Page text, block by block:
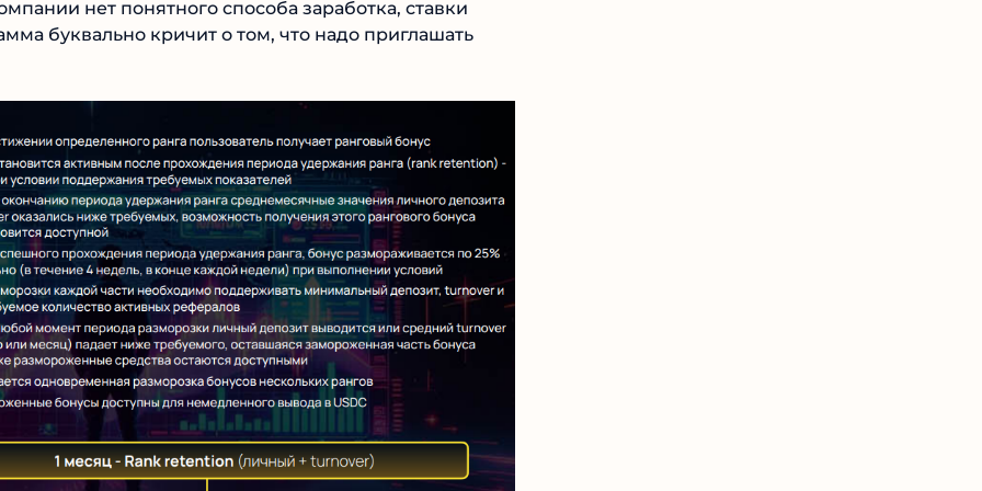
нет понятного способа заработка, ставки
буквально кричит о том, что надо приглашать